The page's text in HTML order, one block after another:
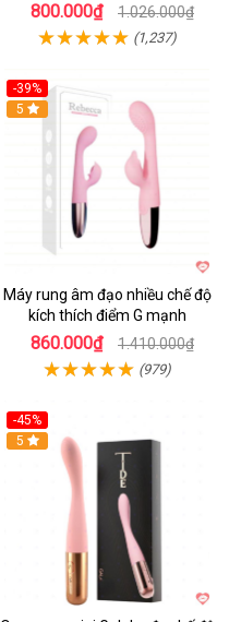
800.000₫ 1.026.000₫
(1,237)
-39%
Hot
5
Máy rung âm đạo nhiều chế độ
kích thích điểm G mạnh
860.000₫ 1.410.000₫
(979)
-45%
Hot
5